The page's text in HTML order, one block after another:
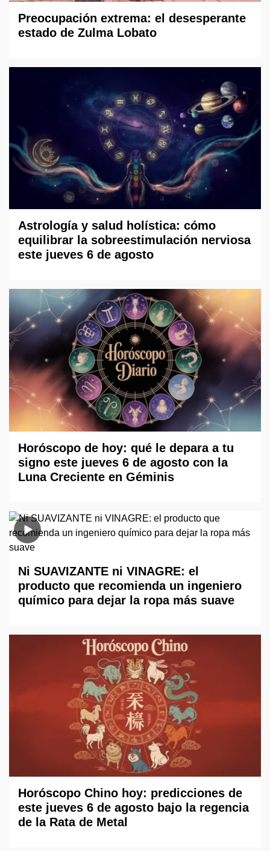
Preocupación extrema: el desesperante
estado de Zulma Lobato
Astrología y salud holística: cómo
equilibrar la sobreestimulación nerviosa
este jueves 6 de agosto
Horóscopo de hoy: qué le depara a tu
signo este jueves 6 de agosto con la
Luna Creciente en Géminis
Ni SUAVIZANTE ni VINAGRE: el
producto que recomienda un ingeniero
químico para dejar la ropa más suave
Horóscopo Chino hoy: predicciones de
este jueves 6 de agosto bajo la regencia
de la Rata de Metal